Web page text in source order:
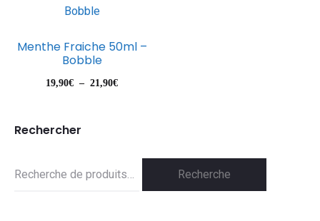
Menthe Fraiche 50ml –
Bobble
19,90€ – 21,90€Plage
à
21,90€
Rechercher
Recherche
Recherche